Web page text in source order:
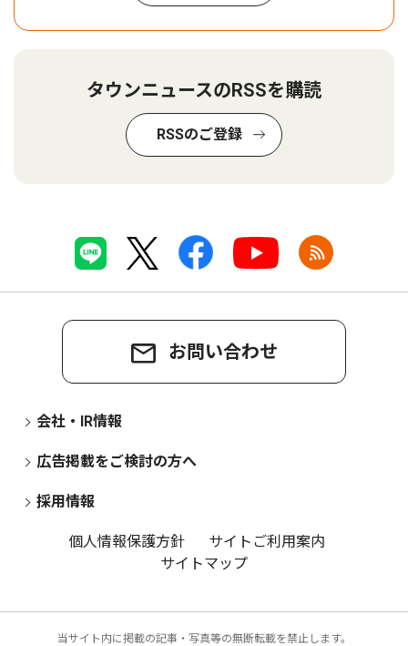
タウンニュースのRSSを購読
RSSのご登録
お問い合わせ
会社・IR情報
広告掲載をご検討の方へ
採用情報
個人情報保護方針
サイトご利用案内
サイトマップ
当サイト内に掲載の記事・写真等の無断転載を禁止します。